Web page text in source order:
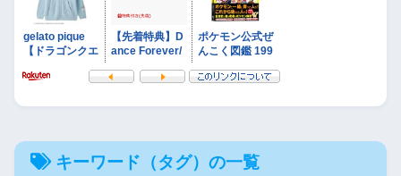
キーワード（タグ）の一覧